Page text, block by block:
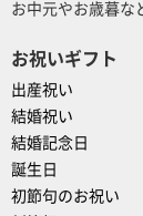
お中元やお歳暮な
お祝いギフト
出産祝い
結婚祝い
結婚記念日
誕生日
初節句のお祝い